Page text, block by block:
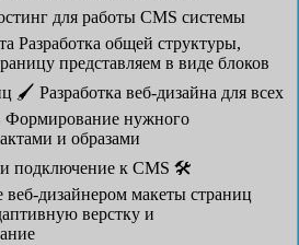
для работы CMS системы
Разработка общей структуры,
представляем в виде блоков
🖌 Разработка веб-дизайна для всех
Формирование нужного
и образами
и подключение к CMS 🛠
веб-дизайнером макеты страниц
верстку и